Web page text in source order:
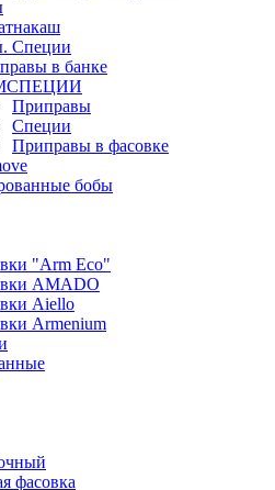
Специи
в банке
Приправы
Специи
Приправы в фасовке
бобы
"Arm Eco"
AMADO
Aiello
Armenium
фасовка